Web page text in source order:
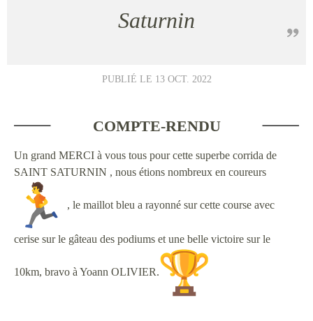
Saturnin
PUBLIÉ LE 13 OCT. 2022
COMPTE-RENDU
Un grand MERCI à vous tous pour cette superbe corrida de
SAINT SATURNIN , nous étions nombreux en coureurs
, le maillot bleu a rayonné sur cette course avec
cerise sur le gâteau des podiums et une belle victoire sur le
10km, bravo à Yoann OLIVIER.